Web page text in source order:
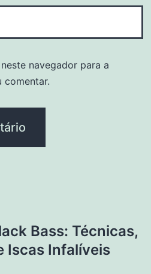
navegador para a
comentar.
Bass: Técnicas,
Iscas Infalíveis